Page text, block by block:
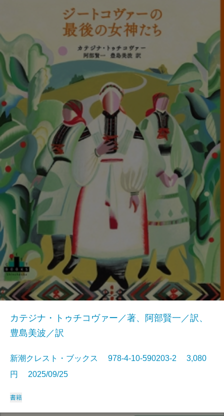
カテジナ・トゥチコヴァー／著、阿部賢一／訳、
豊島美波／訳
新潮クレスト・ブックス 978-4-10-590203-2 3,080
円 2025/09/25
書籍